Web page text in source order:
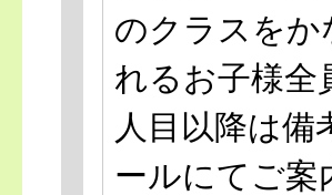
のクラスを
れるお子様全
人目以降は
ールにてご案